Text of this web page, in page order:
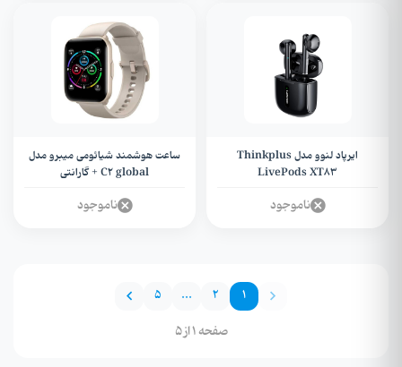
ایرپاد لنوو مدل Thinkplus
LivePods XT۸۳
ناموجود
ساعت هوشمند شیائومی میبرو مدل
C2 global + گارانتی
ناموجود
1
2
...
5
صفحه 1 از 5